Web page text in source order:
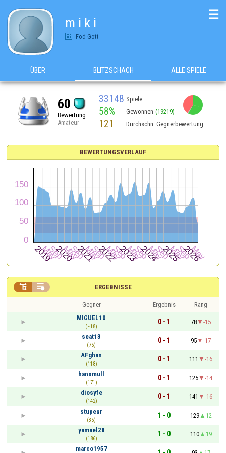
m i k i
Fod-Gott
☰
ÜBER BLITZSCHACH ALLE SPIELE
60
Bewertung
Amateur
33148 Spiele
58% Gewonnen (19219)
121 Durchschn. Gegnerbewertung
BEWERTUNGSVERLAUF
ERGEBNISSE
 
Gegner Ergebnis
Rang
MIGUEL10
(~18)
0 - 1 78
-15
seat13
(75)
0 - 1 95
-17
AFghan
(118)
0 - 1 111
-16
hansmull
(171)
0 - 1 125
-14
diosyfe
(142)
0 - 1 141
-16
stupeur
(35)
1 - 0 129
12
yamael28
(186)
1 - 0 110
19
marco1957